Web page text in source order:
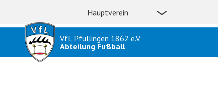
VfL Pfullingen 1862 e.V.
Abteilung Fußball
Hauptverein